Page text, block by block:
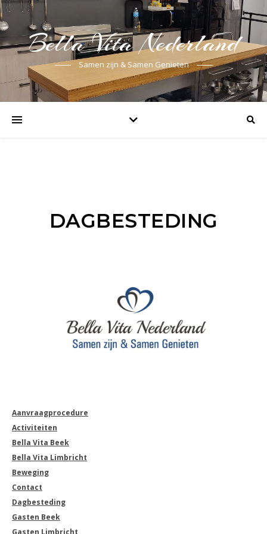
Bella Vita Nederland
Samen zijn & Samen Genieten
DAGBESTEDING
Aanvraagprocedure
Activiteiten
Bella Vita Beek
Bella Vita Limbricht
Beweging
Contact
Dagbesteding
Gasten Beek
Gasten Limbricht